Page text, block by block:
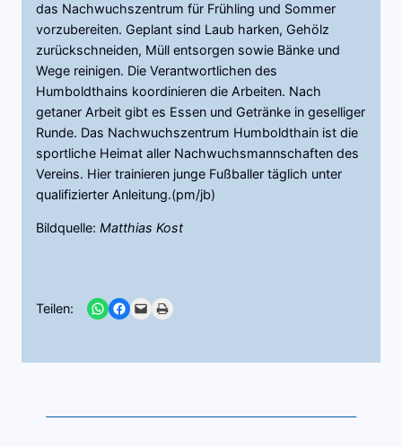
das Nachwuchszentrum für Frühling und Sommer
vorzubereiten. Geplant sind Laub harken, Gehölz
zurückschneiden, Müll entsorgen sowie Bänke und
Wege reinigen. Die Verantwortlichen des
Humboldthains koordinieren die Arbeiten. Nach
getaner Arbeit gibt es Essen und Getränke in geselliger
Runde. Das Nachwuchszentrum Humboldthain ist die
sportliche Heimat aller Nachwuchsmannschaften des
Vereins. Hier trainieren junge Fußballer täglich unter
qualifizierter Anleitung.(pm/jb)
Bildquelle: Matthias Kost
Teilen: Share on WhatsApp
Share on Facebook
Email this PagePrint this Page